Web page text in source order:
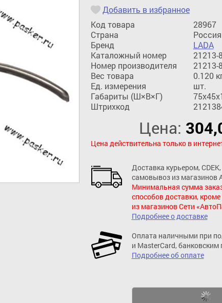
Добавить в избранное
Код товара
28967
Страна
Россия
Бренд
LADA
Каталожный номер
21213-
Номер производителя
21213-
Вес товара
0.120
Ед. измерения
шт.
Габариты (Ш×В×Г)
Штрихкод
Цена:
Цена действительна только в
Доставка курьером,
самовывоз из магазинов
Минимальная сумма
способов доставки,
из магазинов Сети
Подробнее о доставке
Оплата наличными при
и MasterCard, банковским
Подробнее об оплате